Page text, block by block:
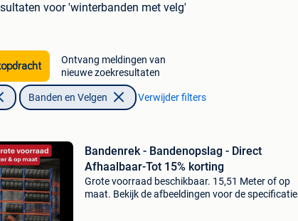
voor 'winterbanden met velg'
Ontvang meldingen van
nieuwe zoekresultaten
Banden en Velgen Verwijder filters
Bandenrek - Bandenopslag - Direct
Afhaalbaar-Tot 15% korting
Grote voorraad beschikbaar. 15,51 Meter of op
maat. Bekijk de afbeeldingen voor de